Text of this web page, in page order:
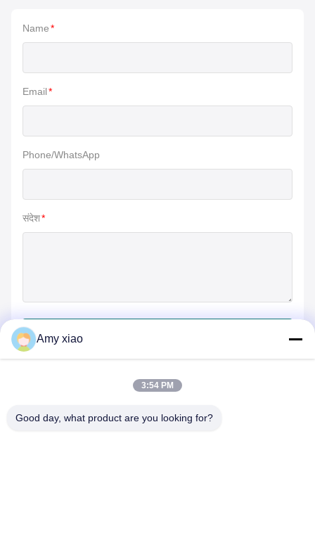
Name*
Email*
Phone/WhatsApp
संदेश*
Amy xiao
3:54 PM
Good day, what product are you looking for?